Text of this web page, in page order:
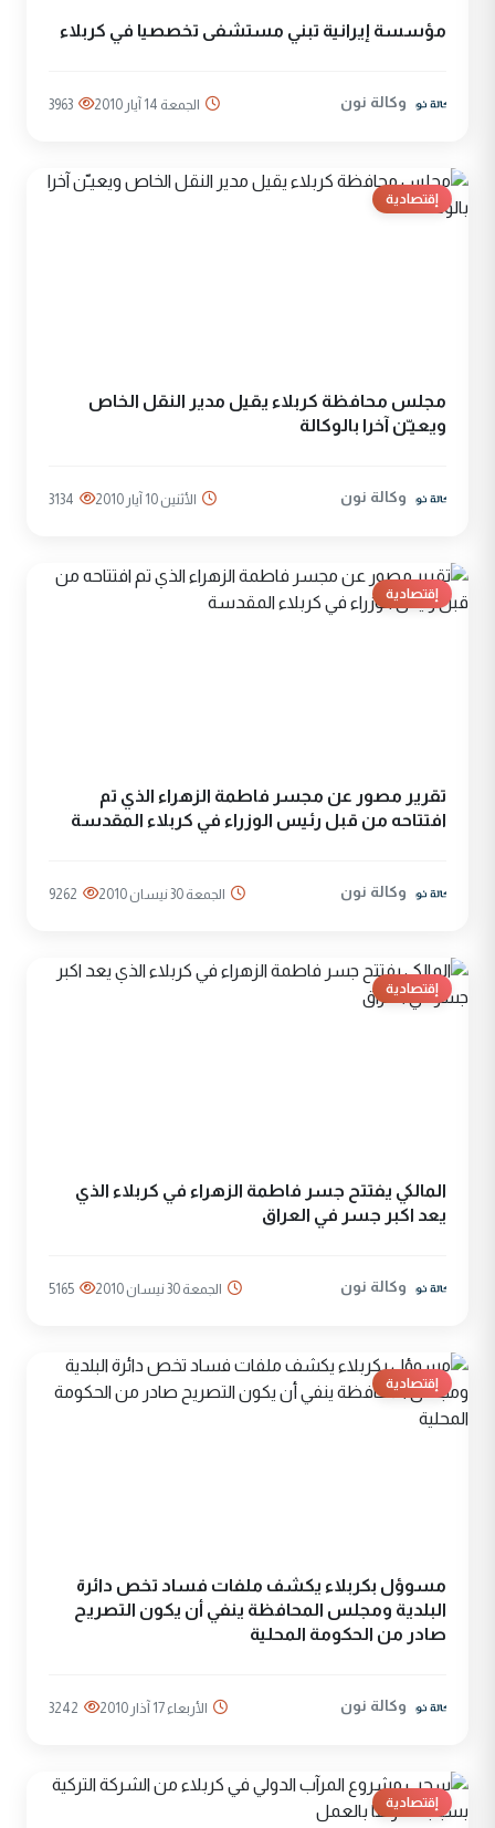
مؤسسة إيرانية تبني مستشفى تخصصيا في كربلاء
وكالة نون الجمعة 14 آيار 2010 3963
إقتصادية
مجلس محافظة كربلاء يقيل مدير النقل الخاص
ويعيـّن آخرا بالوكالة
وكالة نون الأثنين 10 آيار 2010 3134
إقتصادية
تقرير مصور عن مجسر فاطمة الزهراء الذي تم
افتتاحه من قبل رئيس الوزراء في كربلاء المقدسة
وكالة نون الجمعة 30 نيسان 2010 9262
إقتصادية
المالكي يفتتح جسر فاطمة الزهراء في كربلاء الذي
يعد اكبر جسر في العراق
وكالة نون الجمعة 30 نيسان 2010 5165
إقتصادية
مسوؤل بكربلاء يكشف ملفات فساد تخص دائرة
البلدية ومجلس المحافظة ينفي أن يكون التصريح
صادر من الحكومة المحلية
وكالة نون الأربعاء 17 آذار 2010 3242
إقتصادية